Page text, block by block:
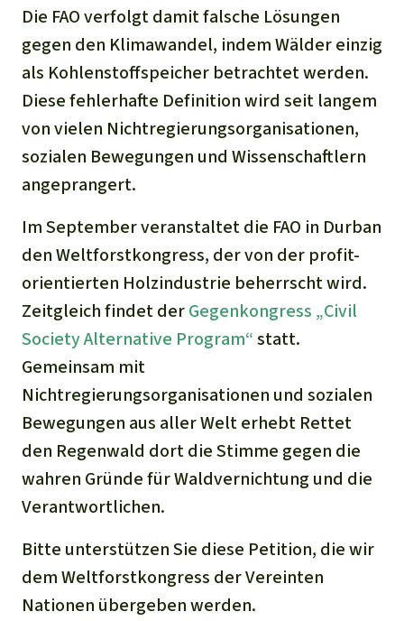
Die FAO verfolgt damit falsche Lösungen
gegen den Klimawandel, indem Wälder einzig
als Kohlenstoffspeicher betrachtet werden.
Diese fehlerhafte Definition wird seit langem
von vielen Nichtregierungsorganisationen,
sozialen Bewegungen und Wissenschaftlern
angeprangert.
Im September veranstaltet die FAO in Durban
den Weltforstkongress, der von der profit-
orientierten Holzindustrie beherrscht wird.
Zeitgleich findet derGegenkongress „Civil
Society Alternative Program“statt.
Gemeinsam mit
Nichtregierungsorganisationen und sozialen
Bewegungen aus aller Welt erhebt Rettet
den Regenwald dort die Stimme gegen die
wahren Gründe für Waldvernichtung und die
Verantwortlichen.
Bitte unterstützen Sie diese Petition, die wir
dem Weltforstkongress der Vereinten
Nationen übergeben werden.